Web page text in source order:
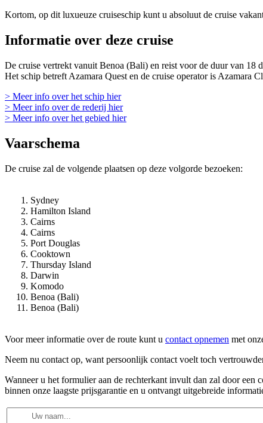
Kortom, op dit luxueuze cruiseschip kunt u absoluut de cruise
Informatie over deze cruise
De cruise vertrekt vanuit Benoa (Bali) en reist voor de duur van 18
Het schip betreft Azamara Quest en de cruise operator is Azamara
> Meer info over het schip hier
> Meer info over de rederij hier
> Meer info over het gebied hier
Vaarschema
De cruise zal de volgende plaatsen op deze volgorde bezoeken:
Sydney
Hamilton Island
Cairns
Cairns
Port Douglas
Cooktown
Thursday Island
Darwin
Komodo
Benoa (Bali)
Benoa (Bali)
Voor meer informatie over de route kunt u contact opnemen met
Neem nu contact op, want persoonlijk contact voelt toch
Wanneer u het formulier aan de rechterkant invult dan zal door
binnen onze laagste prijsgarantie en u ontvangt uitgebreide